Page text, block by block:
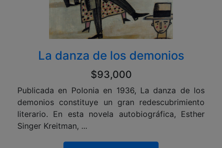
La danza de los demonios
$93,000
Publicada en Polonia en 1936, La danza de los
demonios constituye un gran redescubrimiento
literario. En esta novela autobiográfica, Esther
Singer Kreitman, ...